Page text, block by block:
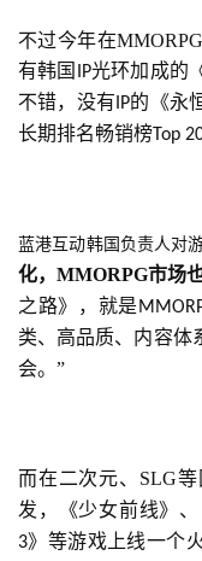
不过今年在
有韩国 IP光环加成的
不错，没有IP的《永
长期排名畅销榜Top
蓝港互动韩国负责人对
化， MMORPG市场
之路》，就是
类、高品质、内容体
会。”
而在二次元、 SLG等
发，《少女前线》
3》等游戏上线一个